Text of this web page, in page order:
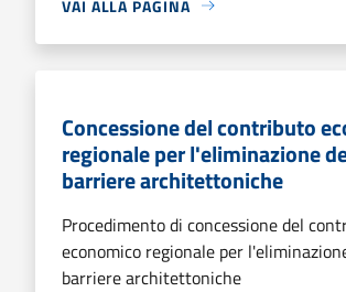
VAI ALLA PAGINA
Concessione del contributo
regionale per l'eliminazione
barriere architettoniche
Procedimento di concessione del
economico regionale per
barriere architettoniche